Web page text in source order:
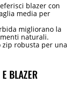
blazer con
media per
migliorano la
naturali.
zip robusta per una
BLAZER